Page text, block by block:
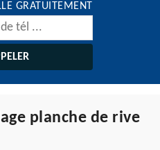
GRATUITEMENT
planche de rive